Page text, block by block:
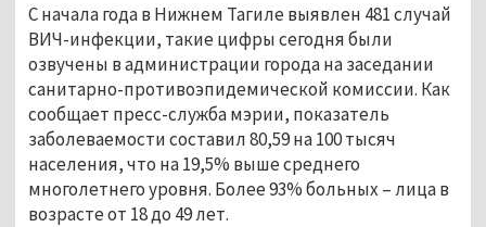
С начала года в Нижнем Тагиле выявлен 481 случай
ВИЧ-инфекции, такие цифры сегодня были
озвучены в администрации города на заседании
санитарно-противоэпидемической комиссии. Как
сообщает пресс-служба мэрии, показатель
заболеваемости составил 80,59 на 100 тысяч
населения, что на 19,5% выше среднего
многолетнего уровня. Более 93% больных – лица в
возрасте от 18 до 49 лет.